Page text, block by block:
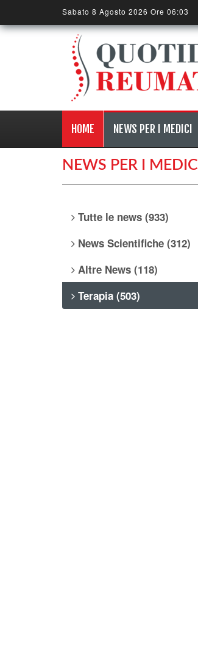
Sabato 8 Agosto 2026 Ore 06:03
HOME NEWS PER I MEDICI
NEWS PER I MEDICI
Tutte le news (933)
News Scientifiche (312)
Altre News (118)
Terapia (503)